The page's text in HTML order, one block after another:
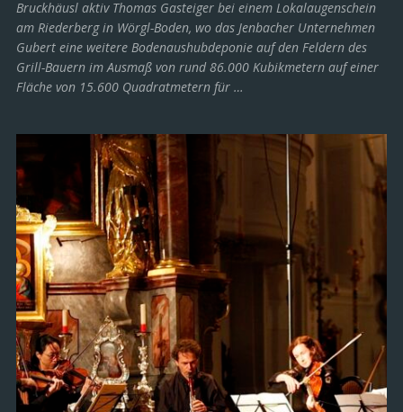
Bruckhäusl aktiv Thomas Gasteiger bei einem Lokalaugenschein
am Riederberg in Wörgl-Boden, wo das Jenbacher Unternehmen
Gubert eine weitere Bodenaushubdeponie auf den Feldern des
Grill-Bauern im Ausmaß von rund 86.000 Kubikmetern auf einer
Fläche von 15.600 Quadratmetern für …